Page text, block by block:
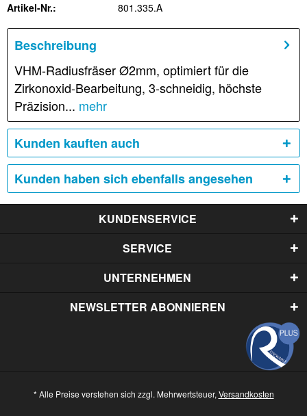
Artikel-Nr.: 801.335.A
Beschreibung
VHM-Radiusfräser Ø2mm, optimiert für die
Zirkonoxid-Bearbeitung, 3-schneidig, höchste
Präzision... mehr
Kunden kauften auch
Kunden haben sich ebenfalls angesehen
KUNDENSERVICE
SERVICE
UNTERNEHMEN
NEWSLETTER ABONNIEREN
* Alle Preise verstehen sich zzgl. Mehrwertsteuer, Versandkosten